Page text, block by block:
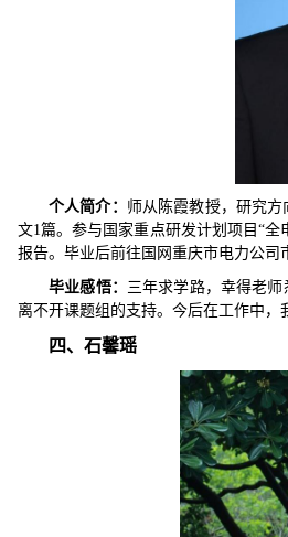
个人简介： 师从陈霞教授，研究
文1篇。参与国家重点研发计划项目“
报告。 毕业后前往 国网重庆市电力公司
毕业感悟： 三年求学路，幸得老
离不开课题组的支持。今后在工作中，
四、石馨瑶